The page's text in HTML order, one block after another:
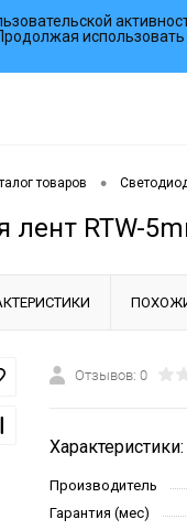
товаров •
лент RTW-
Отзывов: 0
Характеристики:
Производитель
Гарантия (мес)